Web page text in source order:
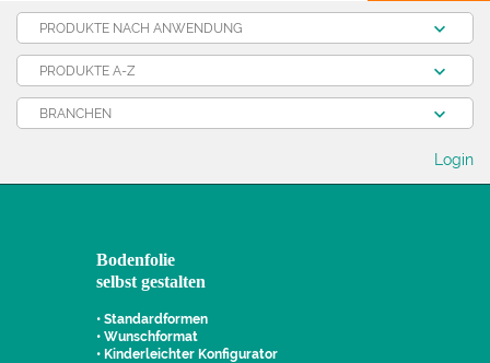
PRODUKTE NACH ANWENDUNG
PRODUKTE A-Z
BRANCHEN
Login
Bodenfolie
selbst gestalten
• Standardformen
• Wunschformat
• Kinderleichter Konfigurator